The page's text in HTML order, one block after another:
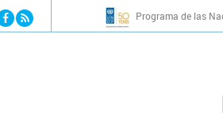
to navigation Programa de las